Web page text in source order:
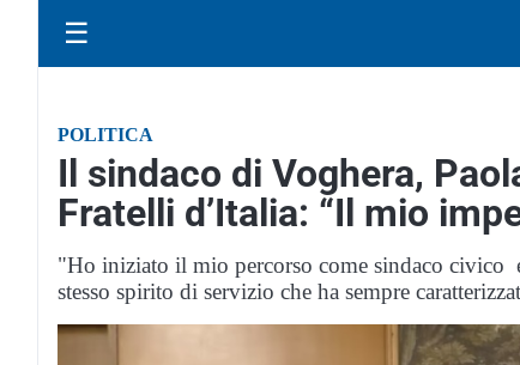
☰
POLITICA
Il sindaco di Voghera,
Fratelli d’Italia: “Il mio
"Ho iniziato il mio percorso come sindaco civico
stesso spirito di servizio che ha sempre